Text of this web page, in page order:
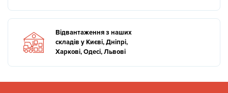
Відвантаження з наших
складів у Києві, Дніпрі,
Харкові, Одесі, Львові